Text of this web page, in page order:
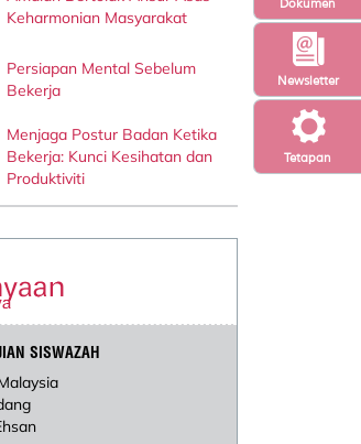
Tetapan
Newsletter
Dokumen
Keharmonian Masyarakat
Persiapan Mental Sebelum
Bekerja
Menjaga Postur Badan Ketika
Bekerja: Kunci Kesihatan dan
Produktiviti
SISWAZAH